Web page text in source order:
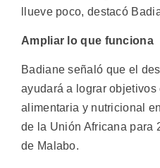
llueve poco, destacó
Ampliar lo que funciona
Badiane señaló que el
ayudará a lograr
alimentaria y nutricional
de la Unión Africana para
de Malabo.